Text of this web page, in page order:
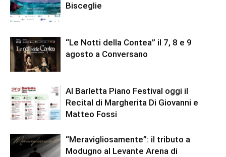
Bisceglie
“Le Notti della Contea” il 7, 8 e 9
agosto a Conversano
Al Barletta Piano Festival oggi il
Recital di Margherita Di Giovanni e
Matteo Fossi
“Meravigliosamente”: il tributo a
Modugno al Levante Arena di